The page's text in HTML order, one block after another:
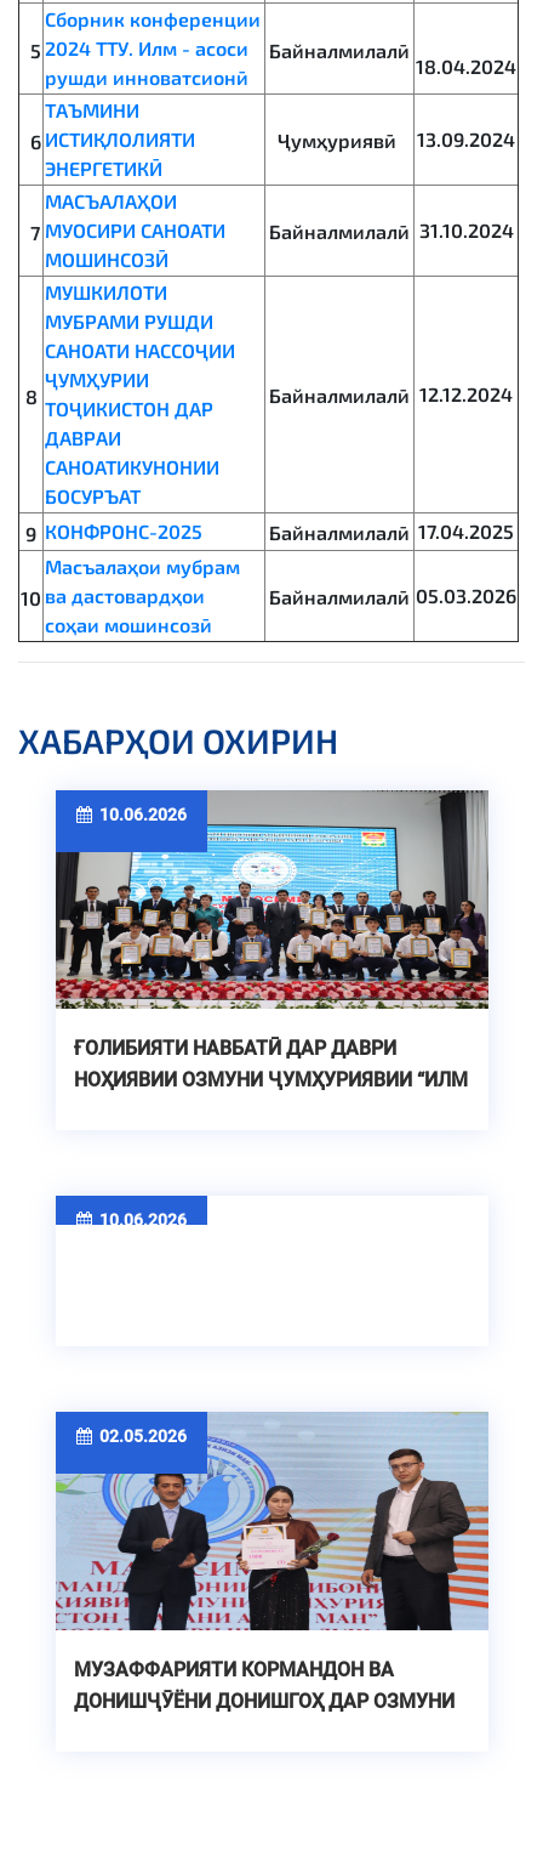
5
Сборник конференции
2024 ТТУ. Илм - асоси
рушди инноватсионӣ
Байналмилалӣ
18.04.2024
6
ТАЪМИНИ
ИСТИҚЛОЛИЯТИ
ЭНЕРГЕТИКӢ
Ҷумҳуриявӣ 13.09.2024
7
МАСЪАЛАҲОИ
МУОСИРИ САНОАТИ
МОШИНСОЗӢ
Байналмилалӣ 31.10.2024
8
МУШКИЛОТИ
МУБРАМИ РУШДИ
САНОАТИ НАССОҶИИ
ҶУМҲУРИИ
ТОҶИКИСТОН ДАР
ДАВРАИ
САНОАТИКУНОНИИ
БОСУРЪАТ
Байналмилалӣ 12.12.2024
9 КОНФРОНС-2025 Байналмилалӣ 17.04.2025
10
Масъалаҳои мубрам
ва дастовардҳои
соҳаи мошинсозӣ
Байналмилалӣ 05.03.2026
ХАБАРҲОИ ОХИРИН
10.06.2026
ҒОЛИБИЯТИ НАВБАТӢ ДАР ДАВРИ
НОҲИЯВИИ ОЗМУНИ ҶУМҲУРИЯВИИ “ИЛМ
10.06.2026
02.05.2026
МУЗАФФАРИЯТИ КОРМАНДОН ВА
ДОНИШҶӮЁНИ ДОНИШГОҲ ДАР ОЗМУНИ